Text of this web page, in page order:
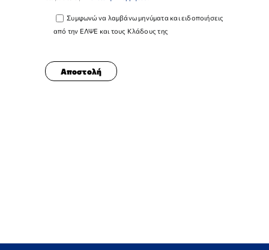
Συμφωνώ να λαμβάνω μηνύματα και ειδοποιήσεις
από την ΕΛΨΕ και τους Κλάδους της